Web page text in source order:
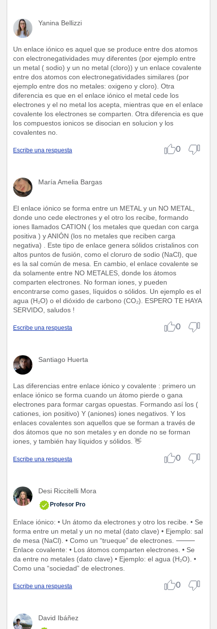
Yanina Bellizzi
Un enlace iónico es aquel que se produce entre dos atomos
con electronegatividades muy diferentes (por ejemplo entre
un metal ( sodio) y un no metal (cloro)) y un enlace covalente
entre dos atomos con electronegatividades similares (por
ejemplo entre dos no metales: oxigeno y cloro). Otra
diferencia es que en el enlace iónico el metal cede los
electrones y el no metal los acepta, mientras que en el enlace
covalente los electrones se comparten. Otra diferencia es que
los compuestos ionicos se disocian en solucion y los
covalentes no.
Escribe una respuesta 0
María Amelia Bargas
El enlace iónico se forma entre un METAL y un NO METAL,
donde uno cede electrones y el otro los recibe, formando
iones llamados CATION ( los metales que quedan con carga
positiva ) y ANIÓN (los no metales que reciben carga
negativa) . Este tipo de enlace genera sólidos cristalinos con
altos puntos de fusión, como el cloruro de sodio (NaCl), que
es la sal común de mesa. En cambio, el enlace covalente se
da solamente entre NO METALES, donde los átomos
comparten electrones. No forman iones, y pueden
encontrarse como gases, líquidos o sólidos. Un ejemplo es el
agua (H₂O) o el dióxido de carbono (CO₂). ESPERO TE HAYA
SERVIDO, saludos !
Escribe una respuesta 0
Santiago Huerta
Las diferencias entre enlace iónico y covalente : primero un
enlace iónico se forma cuando un átomo pierde o gana
electrones para formar cargas opuestas. Formando así los (
cationes, ion positivo) Y (aniones) iones negativos. Y los
enlaces covalentes son aquellos que se forman a través de
dos átomos que no son metales y en donde no se forman
iones, y también hay líquidos y sólidos. 👋
Escribe una respuesta 0
Desi Riccitelli Mora
Profesor Pro
Enlace iónico: • Un átomo da electrones y otro los recibe. • Se
forma entre un metal y un no metal (dato clave) • Ejemplo: sal
de mesa (NaCl). • Como un “trueque” de electrones. ⸻
Enlace covalente: • Los átomos comparten electrones. • Se
da entre no metales (dato clave) • Ejemplo: el agua (H₂O). •
Como una “sociedad” de electrones.
Escribe una respuesta 0
David Ibáñez